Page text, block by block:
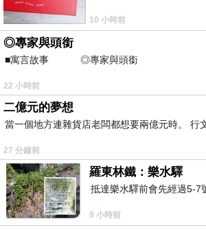
10 小時前
◎專家與頭銜
■寓言故事 ◎專家與頭
22 小時前
二億元的夢想
當一個地方連雜貨店老闆都想要兩億元時。
27 分鐘前
羅東林鐵：樂水驛
抵達樂水驛前會先經過5-7
9 小時前